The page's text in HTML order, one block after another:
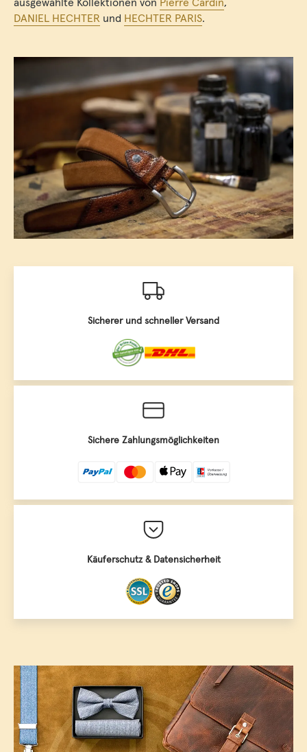
DANIEL HECHTER und HECHTER PARIS.
Sicherer und schneller Versand
Sichere Zahlungsmöglichkeiten
Käuferschutz & Datensicherheit